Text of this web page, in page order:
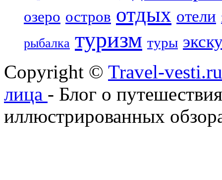
озеро остров отдых отели
рыбалка туризм туры
Copyright © Travel-
лица - Блог о
иллюстрированных